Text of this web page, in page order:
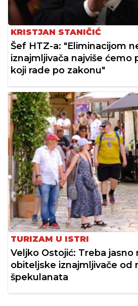
KRISTJAN STANIČIĆ
Šef HTZ-a: "Eliminacijom
iznajmljivača najviše ćemo
koji rade po zakonu"
TURIZAM U ISTRI
Veljko Ostojić: Treba jasno
obiteljske iznajmljivače od
špekulanata